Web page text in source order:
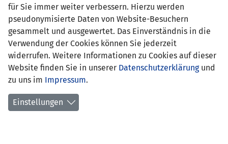
Position:
Geburtsdatum: 24. Juni 2007
Anzahl Spiele: 0
Anzahl Tore: 0
für Sie immer weiter verbessern. Hierzu werden
pseudonymisierte Daten von Website-Besuchern
gesammelt und ausgewertet. Das Einverständnis in die
Verwendung der Cookies können Sie jederzeit
widerrufen. Weitere Informationen zu Cookies auf dieser
Website finden Sie in unserer Datenschutzerklärungund
zu uns im Impressum.
Einstellungen